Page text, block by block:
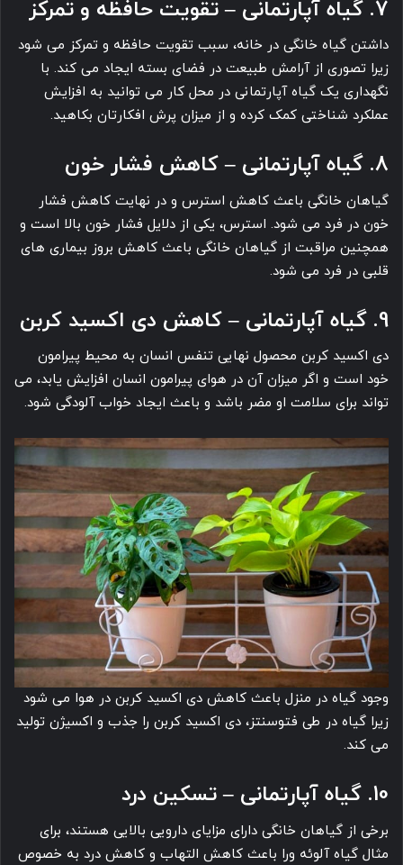
7. گیاه آپارتمانی – تقویت حافظه و تمرکز
داشتن گیاه خانگی در خانه، سبب تقویت حافظه و تمرکز می شود
زیرا تصوری از آرامش طبیعت در فضای بسته ایجاد می کند. با
نگهداری یک گیاه آپارتمانی در محل کار می توانید به افزایش
عملکرد شناختی کمک کرده و از میزان پرش افکارتان بکاهید.
8. گیاه آپارتمانی – کاهش فشار خون
گیاهان خانگی باعث کاهش استرس و در نهایت کاهش فشار
خون در فرد می ‎شود. استرس، یکی از دلایل فشار خون بالا است و
همچنین مراقبت از گیاهان خانگی باعث کاهش بروز بیماری های
قلبی در فرد می ‎شود.
9. گیاه آپارتمانی – کاهش دی اکسید کربن
دی اکسید کربن محصول نهایی تنفس انسان به محیط پیرامون
خود است و اگر میزان آن در هوای پیرامون انسان افزایش یابد، می
وجود گیاه در منزل باعث کاهش دی اکسید کربن در هوا می ‎شود
زیرا گیاه در طی فتوسنتز، دی اکسید کربن را جذب و اکسیژن تولید
می ‎کند.
10. گیاه آپارتمانی – تسکین درد
برخی از گیاهان خانگی دارای مزایای دارویی بالایی هستند، برای
مثال گیاه آلوئه ورا باعث کاهش التهاب و کاهش درد به خصوص